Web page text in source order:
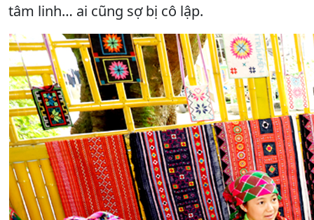
tâm linh… ai cũng sợ bị cô lập.